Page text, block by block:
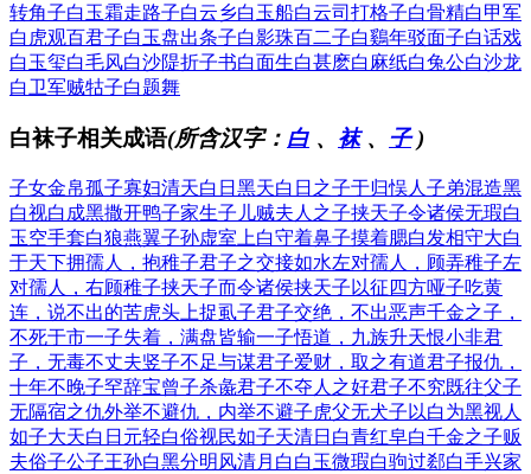
转角子白玉霜走路子白云乡白玉船白云司 打格子白骨精白甲军
白虎观百君子白玉盘出条子白影珠百二子白鷄年驳面子白话戏
白玉玺白毛风白沙隄折子书白面生白甚麽白麻纸白兔公白沙龙
白卫军贼牯子白题舞
白袜子相关成语(所含汉字： 白 、 袜、 子)
子女金帛孤子寡妇清天白日 黑天白日 之子于归悮人子弟混造黑
白视白成黑撒开鸭子家生子儿贼夫人之子挟天子令诸侯无瑕白
玉空手套白狼燕翼子孙虚室上白守着鼻子摸着腮白发相守大白
于天下拥孺人，抱稚子君子之交接如水左对孺人，顾弄稚子左
对孺人，右顾稚子挟天子而令诸侯挟天子以征四方哑子吃黄
连，说不出的苦虎头上捉虱子君子交绝，不出恶声千金之子，
不死于市一子失着，满盘皆输一子悟道，九族升天恨小非君
子，无毒不丈夫竖子不足与谋君子爱财，取之有道君子报仇，
十年不晚子罕辞宝曾子杀彘君子不夺人之好君子不究既往父子
无隔宿之仇外举不避仇，内举不避子虎父无犬子 以白为黑视人
如子大天白日 元轻白俗视民如子天清日白青红皁白千金之子贩
夫俗子公子王孙白黑分明 风清月白白玉微瑕白驹过郄白手兴家